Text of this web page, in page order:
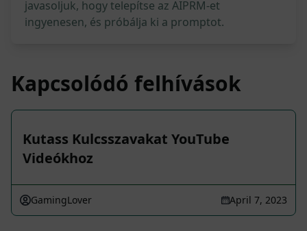
javasoljuk, hogy telepítse az AIPRM-et
ingyenesen, és próbálja ki a promptot.
Kapcsolódó felhívások
Kutass Kulcsszavakat YouTube
Videókhoz
GamingLover April 7, 2023